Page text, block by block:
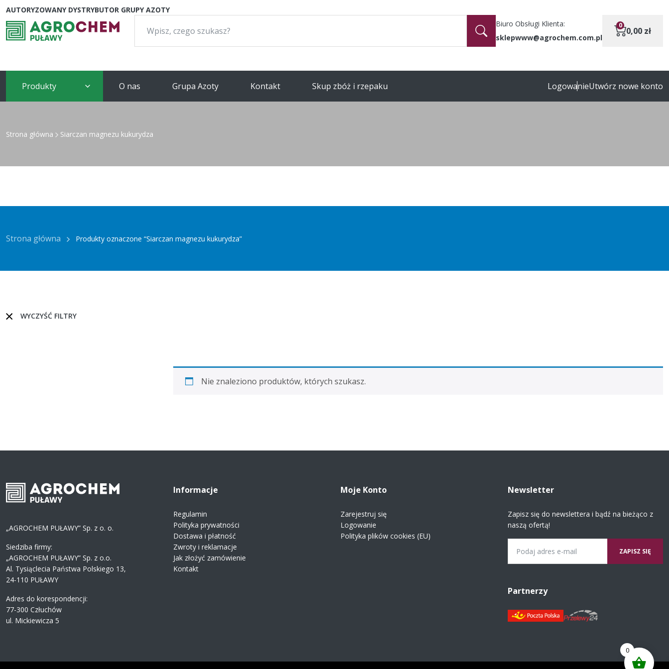
AUTORYZOWANY DYSTRYBUTOR GRUPY AZOTY
Biuro Obsługi Klienta:
sklepwww@agrochem.com.pl
0
0,00 zł
Produkty O nas Grupa Azoty Kontakt Skup zbóż i rzepaku LogowanieUtwórz nowe konto
Strona główna Siarczan magnezu kukurydza
Strona główna Produkty oznaczone “Siarczan magnezu kukurydza”
Nie znaleziono produktów, których szukasz.
WYCZYŚĆ FILTRY
„AGROCHEM PUŁAWY” Sp. z o. o.
Siedziba firmy:
„AGROCHEM PUŁAWY” Sp. z o.o.
Al. Tysiąclecia Państwa Polskiego 13,
24-110 PUŁAWY
Adres do korespondencji:
77-300 Człuchów
ul. Mickiewicza 5
Informacje
Regulamin
Polityka prywatności
Dostawa i płatność
Zwroty i reklamacje
Jak złożyć zamówienie
Kontakt
Moje Konto
Zarejestruj się
Logowanie
Polityka plików cookies (EU)
Newsletter
Zapisz się do newslettera i bądź na bieżąco z
naszą ofertą!
Partnerzy
0